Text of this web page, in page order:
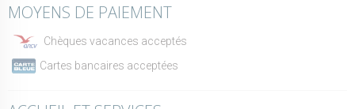
MOYENS DE PAIEMENT
Chèques vacances acceptés
Cartes bancaires acceptées